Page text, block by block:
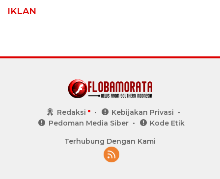
IKLAN
Redaksi
Kebijakan Privasi
Pedoman Media Siber
Kode Etik
Terhubung Dengan Kami